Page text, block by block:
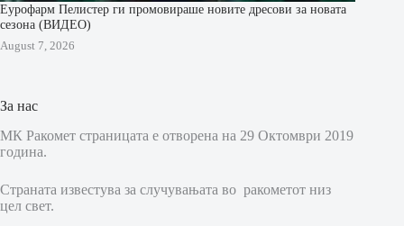
Еурофарм Пелистер ги промовираше новите дресови за новата
сезона (ВИДЕО)
August 7, 2026
За нас
МК Ракомет страницата е отворена на 29 Октомври 2019
година.
Страната известува за случувањата во ракометот низ
цел свет.